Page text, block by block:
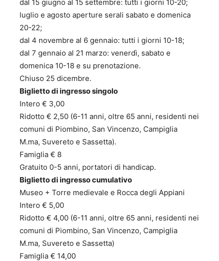
dal 15 giugno al 15 settembre: tutti i giorni 10-20;
luglio e agosto aperture serali sabato e domenica
20-22;
dal 4 novembre al 6 gennaio: tutti i giorni 10-18;
dal 7 gennaio al 21 marzo: venerdì, sabato e
domenica 10-18 e su prenotazione.
Chiuso 25 dicembre.
Biglietto di ingresso singolo
Intero € 3,00
Ridotto € 2,50 (6-11 anni, oltre 65 anni, residenti nei
comuni di Piombino, San Vincenzo, Campiglia
M.ma, Suvereto e Sassetta).
Famiglia € 8
Gratuito 0-5 anni, portatori di handicap.
Biglietto di ingresso cumulativo
Museo + Torre medievale e Rocca degli Appiani
Intero € 5,00
Ridotto € 4,00 (6-11 anni, oltre 65 anni, residenti nei
comuni di Piombino, San Vincenzo, Campiglia
M.ma, Suvereto e Sassetta)
Famiglia € 14,00